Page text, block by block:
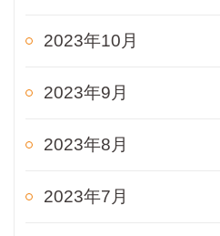
2023年10月
2023年9月
2023年8月
2023年7月